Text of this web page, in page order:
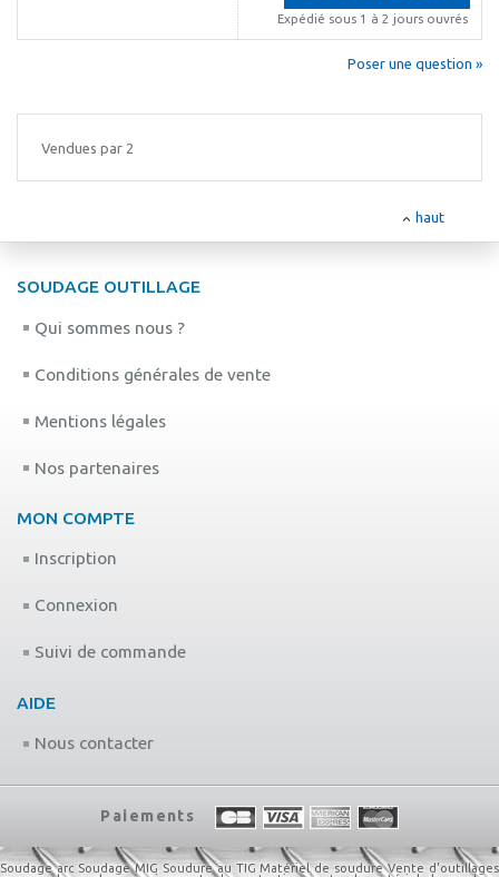
Expédié sous 1 à 2 jours ouvrés
Poser une question »
Vendues par 2
haut
SOUDAGE OUTILLAGE
Qui sommes nous ?
Conditions générales de vente
Mentions légales
Nos partenaires
MON COMPTE
Inscription
Connexion
Suivi de commande
AIDE
Nous contacter
Paiements
Soudage arc Soudage MIG Soudure au TIG Matériel de soudure Vente d'outillages